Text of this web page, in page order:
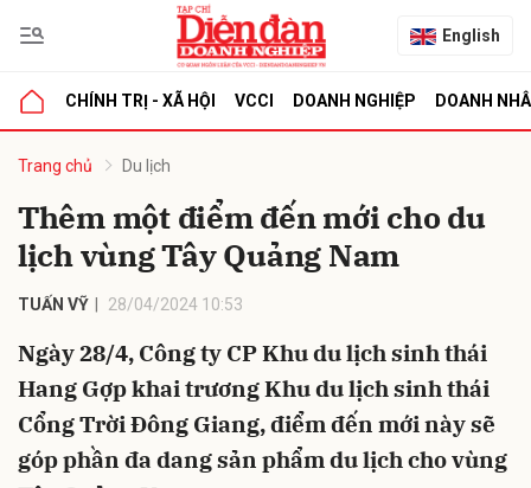
English
CHÍNH TRỊ - XÃ HỘI VCCI DOANH NGHIỆP DOANH
Trang chủ Du lịch
Thêm một điểm đến mới cho du
lịch vùng Tây Quảng Nam
TUẤN VỸ 28/04/2024 10:53
Ngày 28/4, Công ty CP Khu du lịch sinh thái
Hang Gợp khai trương Khu du lịch sinh thái
Cổng Trời Đông Giang, điểm đến mới này sẽ
góp phần đa dang sản phẩm du lịch cho vùng
luận
Hủy